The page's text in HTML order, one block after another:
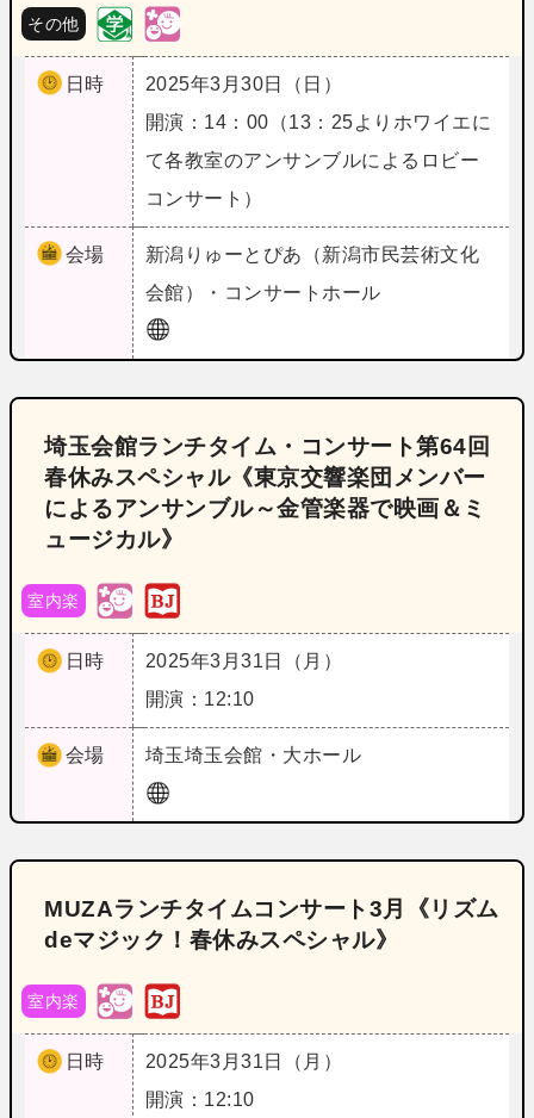
その他
日時
2025年3月30日（日）
開演：14：00（13：25よりホワイエに
て各教室のアンサンブルによるロビー
コンサート）
会場 新潟 りゅーとぴあ（新潟市民芸術文化
会館）・コンサートホール
埼玉会館ランチタイム・コンサート第64回
春休みスペシャル《東京交響楽団メンバー
によるアンサンブル～金管楽器で映画＆ミ
ュージカル》
室内楽
日時
2025年3月31日（月）
開演：12:10
会場 埼玉埼玉会館・大ホール
MUZAランチタイムコンサート3月《リズム
deマジック！春休みスペシャル》
室内楽
日時
2025年3月31日（月）
開演：12:10